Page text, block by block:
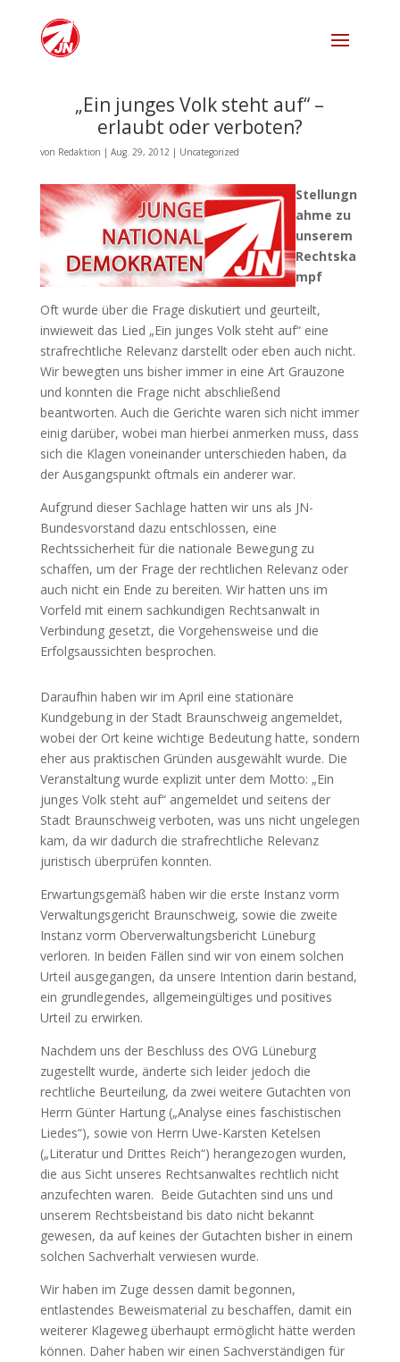
„Ein junges Volk steht auf“ –
erlaubt oder verboten?
von Redaktion | Aug. 29, 2012| Uncategorized
Stellungn
ahme zu
unserem
Rechtska
mpf
Oft wurde über die Frage diskutiert und geurteilt,
inwieweit das Lied „Ein junges Volk steht auf“ eine
strafrechtliche Relevanz darstellt oder eben auch nicht.
Wir bewegten uns bisher immer in eine Art Grauzone
und konnten die Frage nicht abschließend
beantworten. Auch die Gerichte waren sich nicht immer
einig darüber, wobei man hierbei anmerken muss, dass
sich die Klagen voneinander unterschieden haben, da
der Ausgangspunkt oftmals ein anderer war.
Aufgrund dieser Sachlage hatten wir uns als JN-
Bundesvorstand dazu entschlossen, eine
Rechtssicherheit für die nationale Bewegung zu
schaffen, um der Frage der rechtlichen Relevanz oder
auch nicht ein Ende zu bereiten. Wir hatten uns im
Vorfeld mit einem sachkundigen Rechtsanwalt in
Verbindung gesetzt, die Vorgehensweise und die
Erfolgsaussichten besprochen.
Daraufhin haben wir im April eine stationäre
Kundgebung in der Stadt Braunschweig angemeldet,
wobei der Ort keine wichtige Bedeutung hatte, sondern
eher aus praktischen Gründen ausgewählt wurde. Die
Veranstaltung wurde explizit unter dem Motto: „Ein
junges Volk steht auf“ angemeldet und seitens der
Stadt Braunschweig verboten, was uns nicht ungelegen
kam, da wir dadurch die strafrechtliche Relevanz
juristisch überprüfen konnten.
Erwartungsgemäß haben wir die erste Instanz vorm
Verwaltungsgericht Braunschweig, sowie die zweite
Instanz vorm Oberverwaltungsbericht Lüneburg
verloren. In beiden Fällen sind wir von einem solchen
Urteil ausgegangen, da unsere Intention darin bestand,
ein grundlegendes, allgemeingültiges und positives
Urteil zu erwirken.
Nachdem uns der Beschluss des OVG Lüneburg
zugestellt wurde, änderte sich leider jedoch die
rechtliche Beurteilung, da zwei weitere Gutachten von
Herrn Günter Hartung („Analyse eines faschistischen
Liedes“), sowie von Herrn Uwe-Karsten Ketelsen
(„Literatur und Drittes Reich“) herangezogen wurden,
die aus Sicht unseres Rechtsanwaltes rechtlich nicht
anzufechten waren. Beide Gutachten sind uns und
unserem Rechtsbeistand bis dato nicht bekannt
gewesen, da auf keines der Gutachten bisher in einem
solchen Sachverhalt verwiesen wurde.
Wir haben im Zuge dessen damit begonnen,
entlastendes Beweismaterial zu beschaffen, damit ein
weiterer Klageweg überhaupt ermöglicht hätte werden
können. Daher haben wir einen Sachverständigen für